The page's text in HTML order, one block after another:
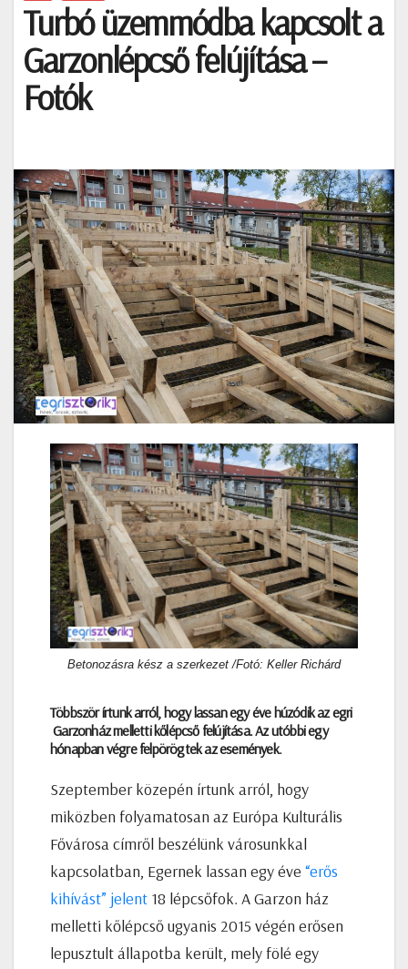
Turbó üzemmódba kapcsolt a
Garzonlépcső felújítása –
Fotók
Betonozásra kész a szerkezet /Fotó: Keller Richárd
Többször írtunk arról, hogy lassan egy éve húzódik az egri
Garzonház melletti kőlépcső felújítása. Az utóbbi egy
hónapban végre felpörögtek az események.
Szeptember közepén írtunk arról, hogy
miközben folyamatosan az Európa Kulturális
Fővárosa címről beszélünk városunkkal
kapcsolatban, Egernek lassan egy éve “erős
kihívást” jelent 18 lépcsőfok. A Garzon ház
melletti kőlépcső ugyanis 2015 végén erősen
lepusztult állapotba került, mely fölé egy